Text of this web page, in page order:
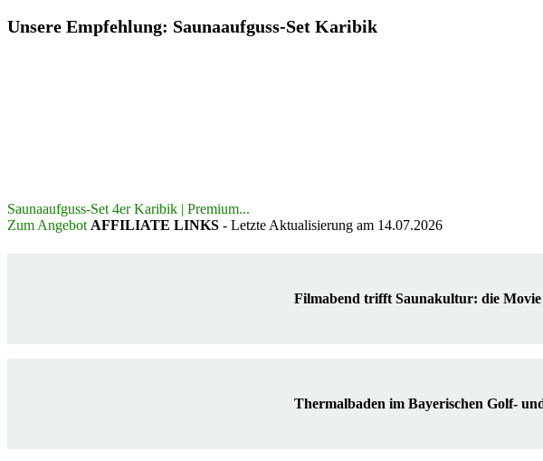
Unsere Empfehlung: Saunaaufguss-Set Karibik
Saunaaufguss-Set 4er Karibik | Premium...
Zum Angebot AFFILIATE LINKS - Letzte Aktualisierung am 14.07.2026
Filmabend trifft Saunakultur: die
Thermalbaden im Bayerischen Golf-